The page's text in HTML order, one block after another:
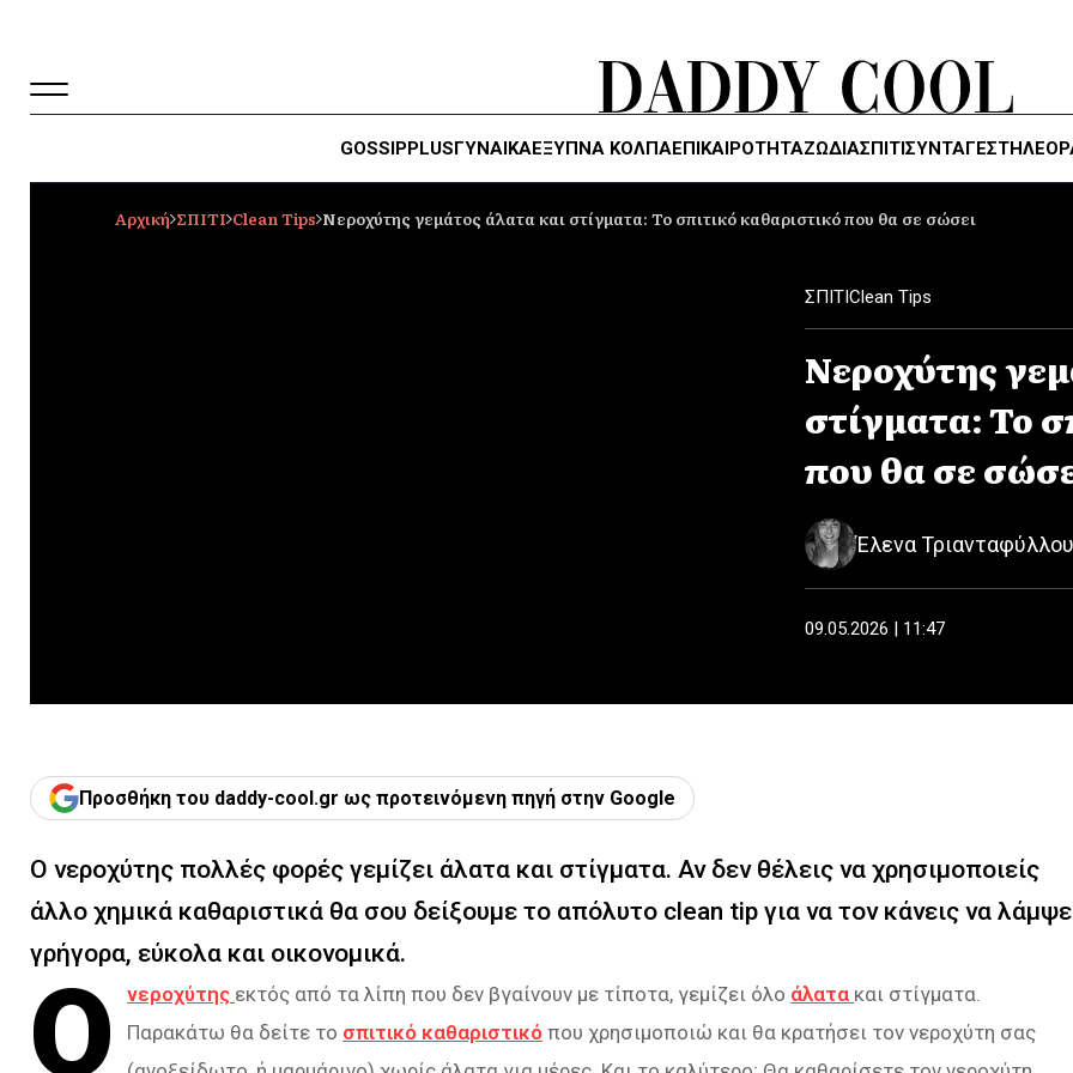
GOSSIPPLUSΓΥΝΑΙΚΑΈΞΥΠΝΑ ΚΌΛΠΑΕΠΙΚΑΙΡΟΤΗΤΑΖΏΔΙΑΣΠΙΤΙΣΥΝΤΑΓΕΣ
Αρχική ΣΠΙΤΙ Clean Tips Νεροχύτης γεμάτος άλατα και στίγματα: Το σπιτικό καθαριστικό που θα σε σώσει
ΣΠΙΤΙClean Tips
Νεροχύτης
στίγματα: Το
που θα σε
Έλενα Τριανταφύλλου
09.05.2026 | 11:47
Προσθήκη του daddy-cool.gr ως προτεινόμενη πηγή στην Google
Ο νεροχύτης πολλές φορές γεμίζει άλατα και στίγματα. Αν δεν θέλεις να χρησιμοποιείς
άλλο χημικά καθαριστικά θα σου δείξουμε το απόλυτο clean tip για να τον κάνεις να
γρήγορα, εύκολα και οικονομικά.
Ο νεροχύτης εκτός από τα λίπη που δεν βγαίνουν με τίποτα, γεμίζει όλο άλατα και στίγματα.
Παρακάτω θα δείτε το σπιτικό καθαριστικό που χρησιμοποιώ και θα κρατήσει τον νεροχύτη σας